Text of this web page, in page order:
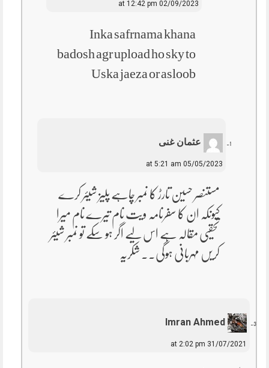
02/09/2023 at 12:42 pm
Inka safrnama khana
badosh agr upload ho sky to
Uska jaeza or asloob
عثمان غنی
05/05/2023 at 5:21 am
مستنصر حسین تارڑ کا نمبر چاہے پلیز شیئر کرے
کیونکہ ان کا سفرنامہ ویت نام تیرے نام میرا
تحقیی مقالہ ہے اس لیے اگر ہو سکے تو نمبر شیئر
کریں مہربانی ہوگی۔۔ شکریہ
Imran Ahmed
31/07/2021 at 2:02 pm